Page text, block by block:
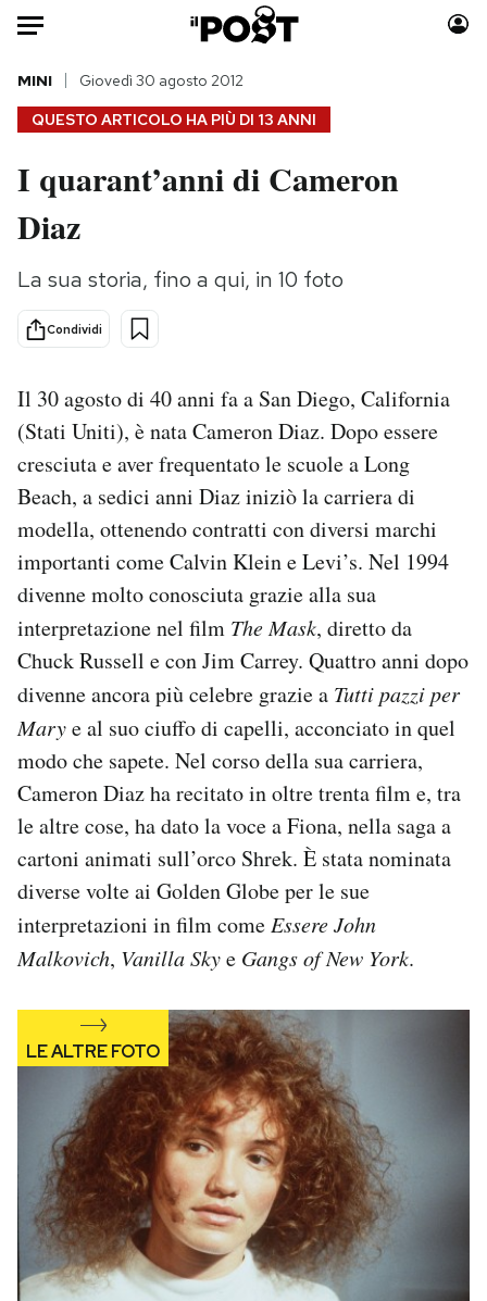
HOME
Italia
Politica
Tecnologia
Internet
Scienza
Economia
Sport
Moda
Storie/Idee
Altrecose
Mondiali calcio 2026
PODCAST
NEWSLETTER
I MIEI PREFERITI
SHOP
CALENDARIO
AREA PERSONALE
Area Personale
Newsletter
Regala il Post
Hai bisogno di aiuto?
QUESTO ARTICOLO HA PIÙ DI 13 ANNI
MINI Giovedì 30 agosto 2012
I quarant’anni di Cameron
Diaz
La sua storia, fino a qui, in 10 foto
Condividi
Il 30 agosto di 40 anni fa a San Diego, California
(Stati Uniti), è nata Cameron Diaz. Dopo essere
cresciuta e aver frequentato le scuole a Long
Beach, a sedici anni Diaz iniziò la carriera di
modella, ottenendo contratti con diversi marchi
importanti come Calvin Klein e Levi’s. Nel 1994
divenne molto conosciuta grazie alla sua
interpretazione nel film The Mask, diretto da
Chuck Russell e con Jim Carrey. Quattro anni dopo
divenne ancora più celebre grazie a Tutti pazzi per
Marye al suo ciuffo di capelli, acconciato in quel
modo che sapete. Nel corso della sua carriera,
Cameron Diaz ha recitato in oltre trenta film e, tra
le altre cose, ha dato la voce a Fiona, nella saga a
cartoni animati sull’orco Shrek. È stata nominata
diverse volte ai Golden Globe per le sue
interpretazioni in film comeEssere John
Malkovich, Vanilla Skye Gangs of New York.